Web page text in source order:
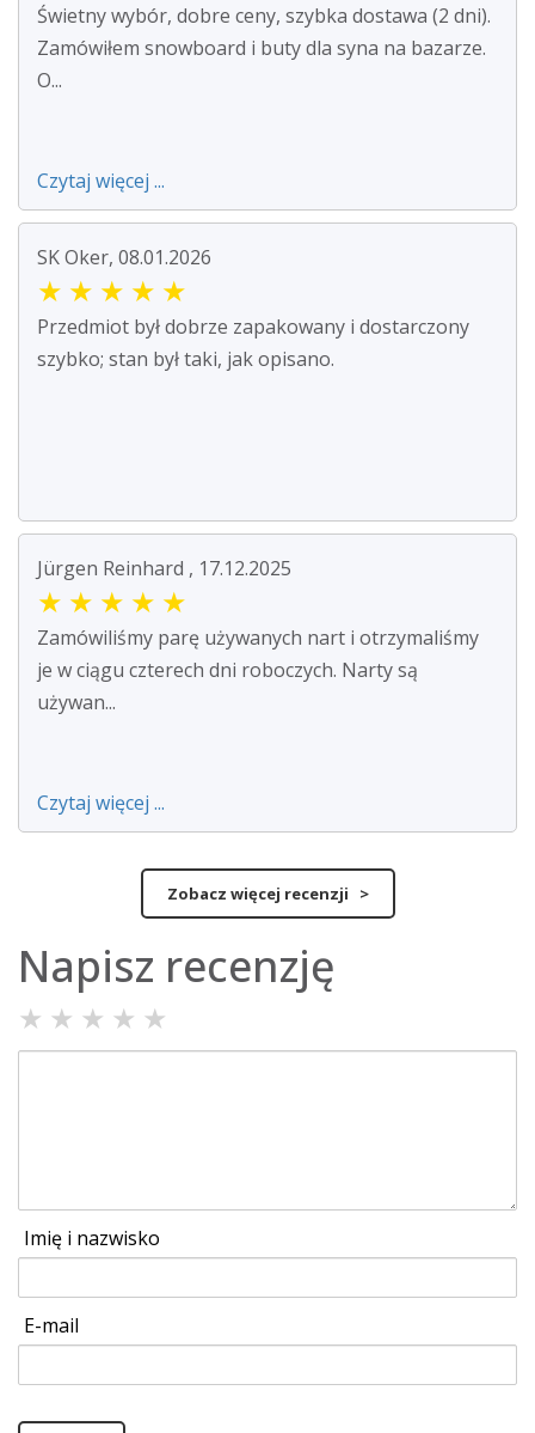
Świetny wybór, dobre ceny, szybka dostawa (2 dni).
Zamówiłem snowboard i buty dla syna na bazarze.
O...
Czytaj więcej ...
SK Oker, 08.01.2026
★ ★ ★ ★ ★
Przedmiot był dobrze zapakowany i dostarczony
szybko; stan był taki, jak opisano.
Jürgen Reinhard , 17.12.2025
★ ★ ★ ★ ★
Zamówiliśmy parę używanych nart i otrzymaliśmy
je w ciągu czterech dni roboczych. Narty są
używan...
Czytaj więcej ...
Zobacz więcej recenzji >
Napisz recenzję
★ ★ ★ ★ ★
Imię i nazwisko
E-mail